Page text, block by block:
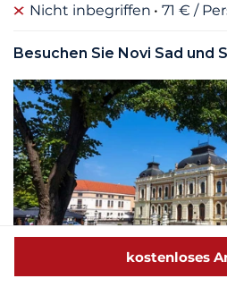
Nicht inbegriffen
71 € /
Besuchen Sie Novi Sad und
kostenloses